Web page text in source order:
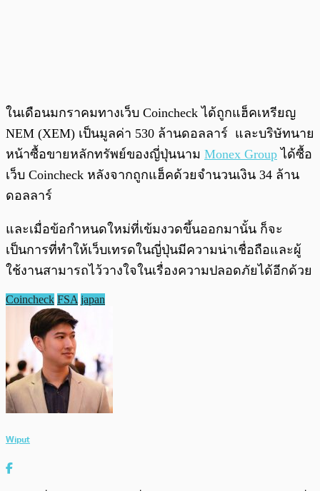
ในเดือนมกราคมทางเว็บ Coincheck ได้ถูกแฮ็คเหรียญ
NEM (XEM) เป็นมูลค่า 530 ล้านดอลลาร์ และบริษัทนาย
หน้าซื้อขายหลักทรัพย์ของญี่ปุ่นนาม Monex Group ได้ซื้อ
เว็บ Coincheck หลังจากถูกแฮ็คด้วยจำนวนเงิน 34 ล้าน
ดอลลาร์
และเมื่อข้อกำหนดใหม่ที่เข้มงวดขึ้นออกมานั้น ก็จะ
เป็นการที่ทำให้เว็บเทรดในญี่ปุ่นมีความน่าเชื่อถือและผู้
ใช้งานสามารถไว้วางใจในเรื่องความปลอดภัยได้อีกด้วย
Coincheck FSA japan
Wiput